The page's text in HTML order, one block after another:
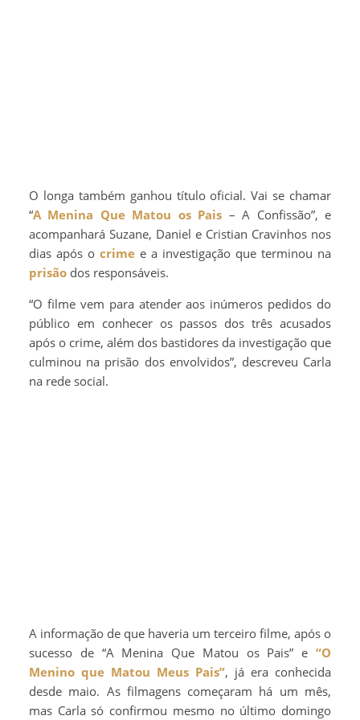
O longa também ganhou título oficial. Vai se chamar
“A Menina Que Matou os Pais – A Confissão”, e
acompanhará Suzane, Daniel e Cristian Cravinhos nos
dias após o crime e a investigação que terminou na
prisão dos responsáveis.
“O filme vem para atender aos inúmeros pedidos do
público em conhecer os passos dos três acusados
após o crime, além dos bastidores da investigação que
culminou na prisão dos envolvidos”, descreveu Carla
na rede social.
A informação de que haveria um terceiro filme, após o
sucesso de “A Menina Que Matou os Pais” e “O
Menino que Matou Meus Pais”, já era conhecida
desde maio. As filmagens começaram há um mês,
mas Carla só confirmou mesmo no último domingo